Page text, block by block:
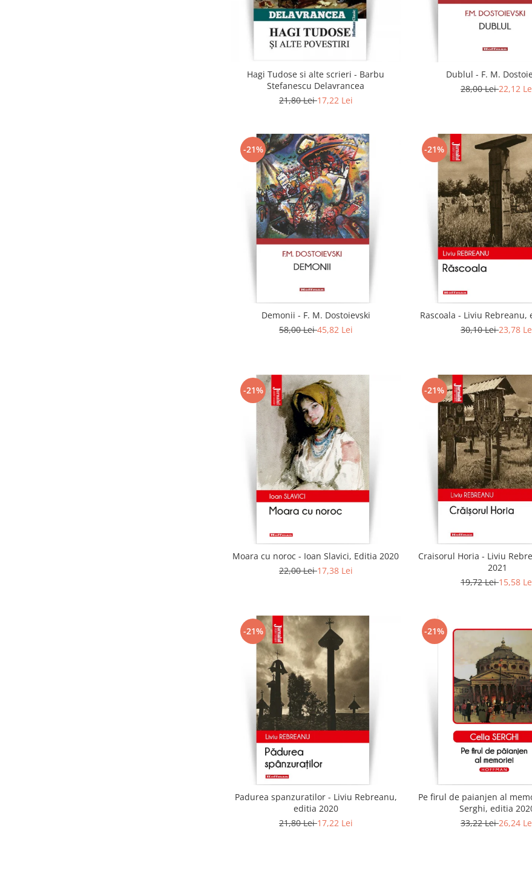
Hagi Tudose si alte scrieri - Barbu
Stefanescu Delavrancea
21,80 Lei17,22 Lei
Dublul - F. M.
28,00 Lei22,12
-21%
Demonii - F. M. Dostoievski
58,00 Lei45,82 Lei
-21%
Rascoala - Liviu Rebreanu,
30,10 Lei23,78
-21%
Moara cu noroc - Ioan Slavici, Editia 2020
22,00 Lei17,38 Lei
-21%
Craisorul Horia - Liviu
2021
19,72 Lei15,58
-21%
Padurea spanzuratilor - Liviu Rebreanu,
editia 2020
21,80 Lei17,22 Lei
-21%
Pe firul de paianjen al
Serghi, editia
33,22 Lei26,24